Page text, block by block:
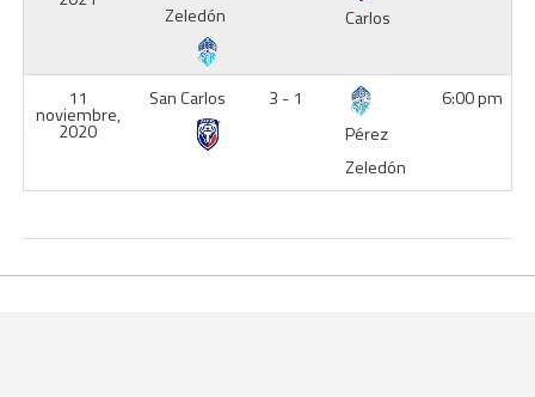
Zeledón
Carlos
11
noviembre,
2020
San Carlos
3 - 1
Pérez
Zeledón
6:00 pm